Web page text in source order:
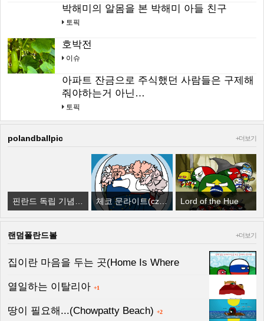
박해미의 알몸을 본 박해미 아들 친구
토픽
호박전
이슈
아파트 잔금으로 주식했던 사람들은 구제해
줘야하는거 아닌…
토픽
+더보기
polandballpic
체코 문라이트(czech moonlight) Lord of the Hue
+더보기
랜덤폴란드볼
집이란 마음을 두는 곳(Home Is Where
The…+1
열일하는 이탈리아 +1
땅이 필요해...(Chowpatty Beach) +2